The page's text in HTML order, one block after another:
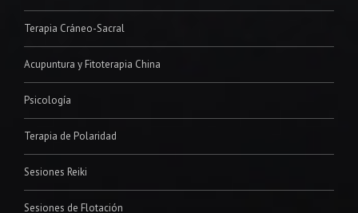
Terapia Cráneo-Sacral
Acupuntura y Fitoterapia China
Psicología
Terapia de Polaridad
Sesiones Reiki
Sesiones de Flotación